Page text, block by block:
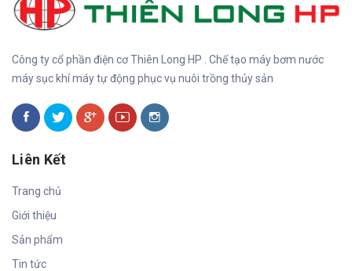
Công ty cổ phần điện cơ Thiên Long HP . Chế tạo máy bơm nước
máy sục khí máy tự động phục vụ nuôi trồng thủy sản
Liên Kết
Trang chủ
Giới thiệu
Sản phẩm
Tin tức